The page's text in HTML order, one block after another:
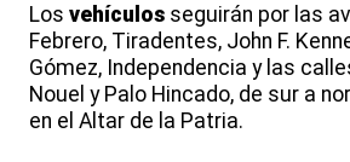
Los vehículos seguirán por las
Febrero, Tiradentes, John F.
Gómez, Independencia y las
Nouel y Palo Hincado, de sur a
en el Altar de la Patria.